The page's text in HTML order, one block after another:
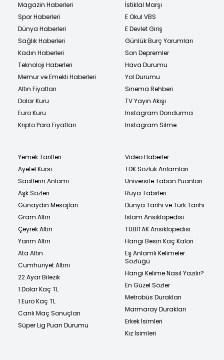
Magazin Haberleri
Spor Haberleri
Dünya Haberleri
Sağlık Haberleri
Kadın Haberleri
Teknoloji Haberleri
Memur ve Emekli Haberleri
Altın Fiyatları
Dolar Kuru
Euro Kuru
Kripto Para Fiyatları
İstiklal Marşı
E Okul VBS
E Devlet Giriş
Günlük Burç Yorumları
Son Depremler
Hava Durumu
Yol Durumu
Sinema Rehberi
TV Yayın Akışı
Instagram Dondurma
Instagram Silme
Yemek Tarifleri
Ayetel Kürsi
Saatlerin Anlamı
Aşk Sözleri
Günaydın Mesajları
Gram Altın
Çeyrek Altın
Yarım Altın
Ata Altın
Cumhuriyet Altını
22 Ayar Bilezik
1 Dolar Kaç TL
1 Euro Kaç TL
Canlı Maç Sonuçları
Süper Lig Puan Durumu
Video Haberler
TDK Sözlük Anlamları
Üniversite Taban Puanları
Rüya Tabirleri
Dünya Tarihi ve Türk Tarihi
İslam Ansiklopedisi
TÜBİTAK Ansiklopedisi
Hangi Besin Kaç Kalori
Eş Anlamlı Kelimeler
Sözlüğü
Hangi Kelime Nasıl Yazılır?
En Güzel Sözler
Metrobüs Durakları
Marmaray Durakları
Erkek İsimleri
Kız İsimleri